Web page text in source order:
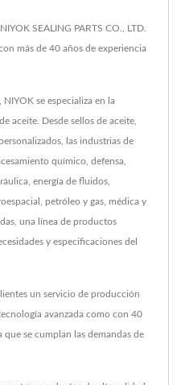
SEALING PARTS CO., LTD.
más de 40 años de experiencia
se especializa en la
aceite. Desde sellos de aceite,
las industrias de
químico, defensa,
energía de fluidos,
petróleo y gas, médica y
una línea de productos
y especificaciones del
un servicio de producción
avanzada como con 40
que se cumplan las demandas de